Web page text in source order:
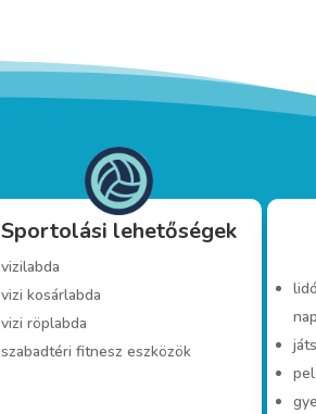
Sportolási lehetőségek
vizilabda
vizi kosárlabda
vizi röplabda
szabadtéri fitnesz eszközök